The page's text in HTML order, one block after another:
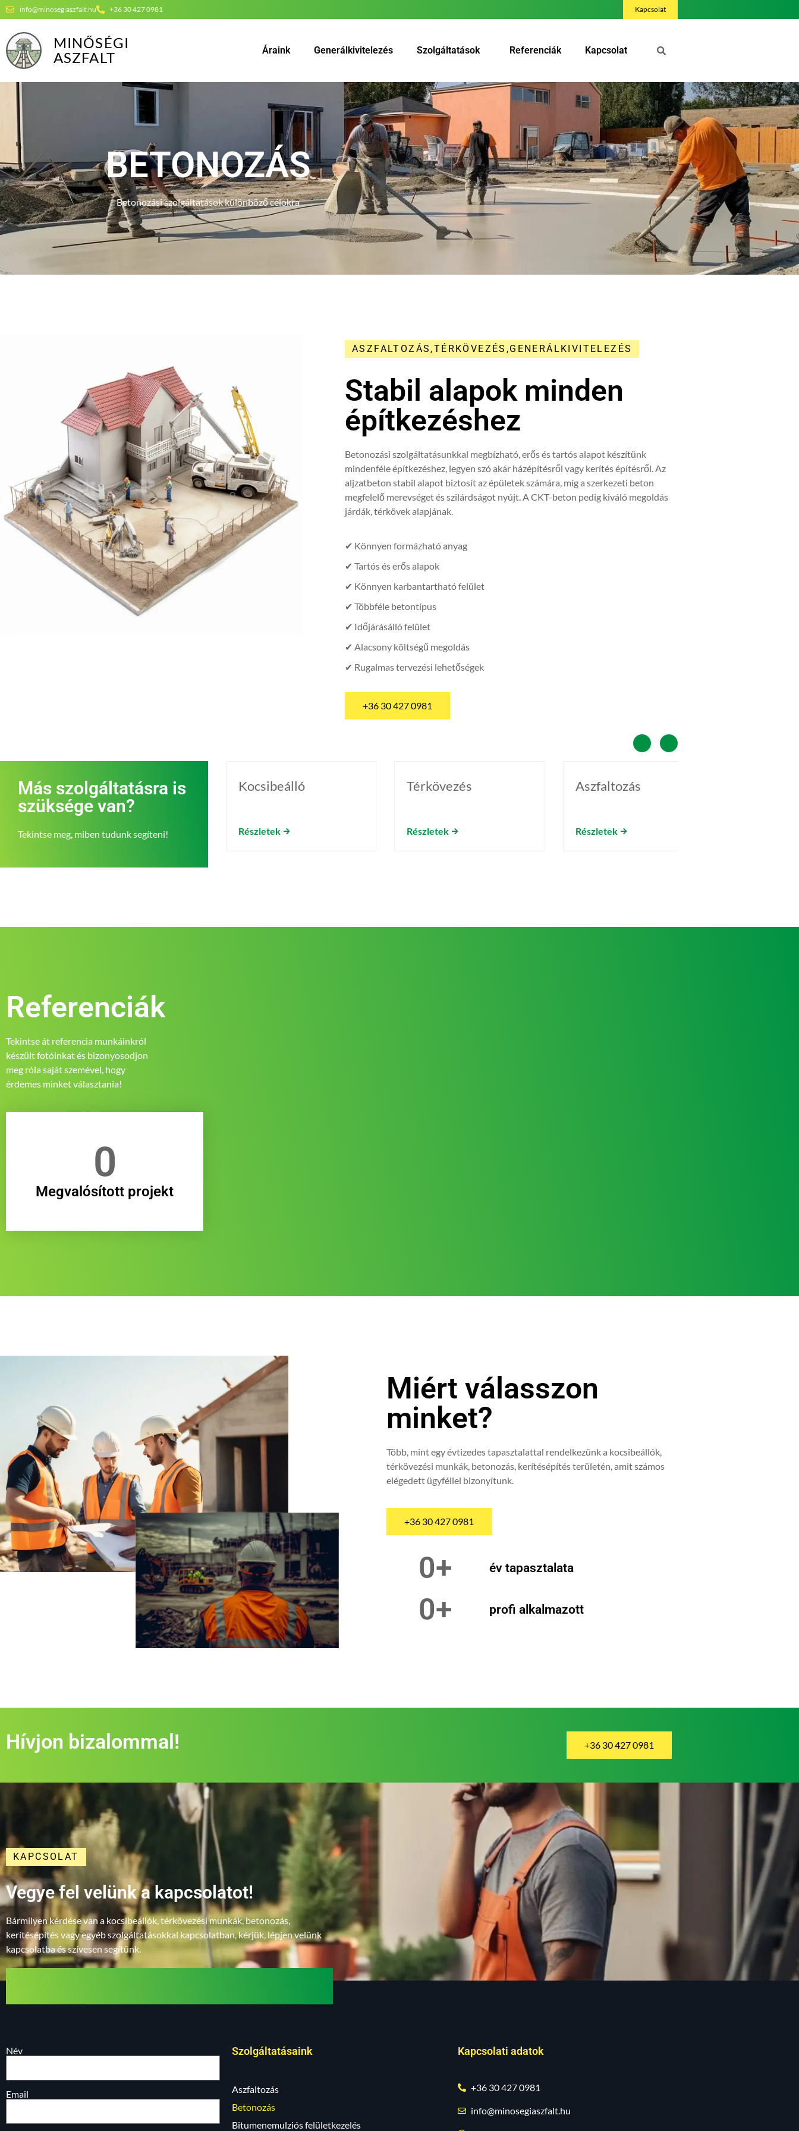
info@minosegiaszfalt.hu +36 30 427 0981 Kapcsolat
MINŐSÉGI
ASZFALT
Áraink Generálkivitelezés Szolgáltatások Referenciák Kapcsolat
BETONOZÁS
Betonozási szolgáltatások különböző célokra
ASZFALTOZÁS,TÉRKÖVEZÉS,GENERÁLKIVITELEZÉS
Stabil alapok minden
építkezéshez
Betonozási szolgáltatásunkkal megbízható, erős és tartós alapot készítünk
mindenféle építkezéshez, legyen szó akár házépítésről vagy kerítés építésről. Az
aljzatbeton stabil alapot biztosít az épületek számára, míg a szerkezeti beton
megfelelő merevséget és szilárdságot nyújt. A CKT-beton pedig kiváló megoldás
járdák, térkövek alapjának.
✔ Könnyen formázható anyag
✔ Tartós és erős alapok
✔ Könnyen karbantartható felület
✔ Többféle betontípus
✔ Időjárásálló felület
✔ Alacsony költségű megoldás
✔ Rugalmas tervezési lehetőségek
+36 30 427 0981
Más szolgáltatásra is
szüksége van?
Tekintse meg, miben tudunk segíteni!
Kocsibeálló
Részletek
Térkövezés
Részletek
Aszfaltozás
Részletek
Referenciák
Tekintse át referencia munkáinkról
készült fotóinkat és bizonyosodjon
meg róla saját szemével, hogy
érdemes minket választania!
Megvalósított projekt
0
Miért válasszon
minket?
Több, mint egy évtizedes tapasztalattal rendelkezünk a kocsibeállók,
térkövezési munkák, betonozás, kerítésépítés területén, amit számos
elégedett ügyféllel bizonyítunk.
+36 30 427 0981
0+ év tapasztalata
0+ profi alkalmazott
Hívjon bizalommal! +36 30 427 0981
KAPCSOLAT
Vegye fel velünk a kapcsolatot!
Bármilyen kérdése van a kocsibeállók, térkövezési munkák, betonozás,
kerítésépítés vagy egyéb szolgáltatásokkal kapcsolatban, kérjük, lépjen velünk
kapcsolatba és szívesen segítünk.
Név
Email
Szolgáltatásaink
Aszfaltozás
Betonozás
Bitumenemulziós felületkezelés
Kapcsolati adatok
+36 30 427 0981
info@minosegiaszfalt.hu